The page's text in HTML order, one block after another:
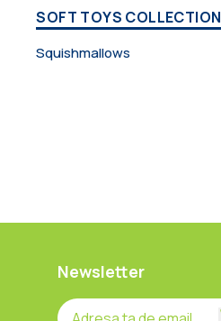
SOFT TOYS COLLECTION
Squishmallows
Newsletter